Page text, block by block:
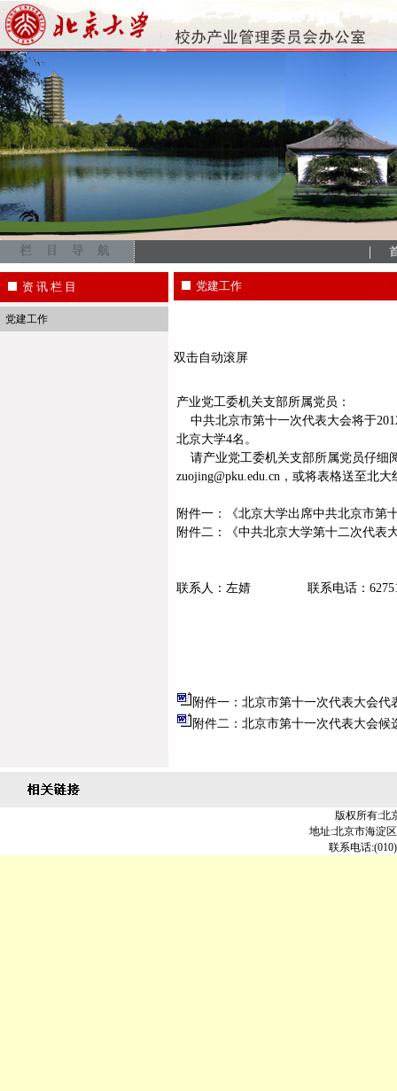
|
资 讯 栏 目
党建工作
党建工作
双击自动滚屏
产业党工委机关支部所属党员：
中共北京市第十一次代表大会将于
北京大学4名。
请产业党工委机关支部所属党员仔细
zuojing@pku.edu.cn ，或将表格送至北大
附件一：《北京大学出席中共北京市第
附件二：《中共北京大学第十二次代表
联系人：左婧 联系电话：
附件一：北京市第十一次代表大会代
附件二：北京市第十一次代表大会候
版权所有:北
地址:北京市海淀
联系电话